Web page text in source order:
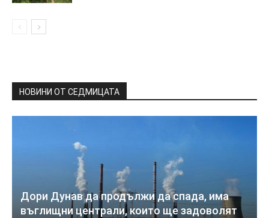
НОВИНИ ОТ СЕДМИЦАТА
Дори Дунав да продължи да спада, има
въглищни централи, които ще задоволят